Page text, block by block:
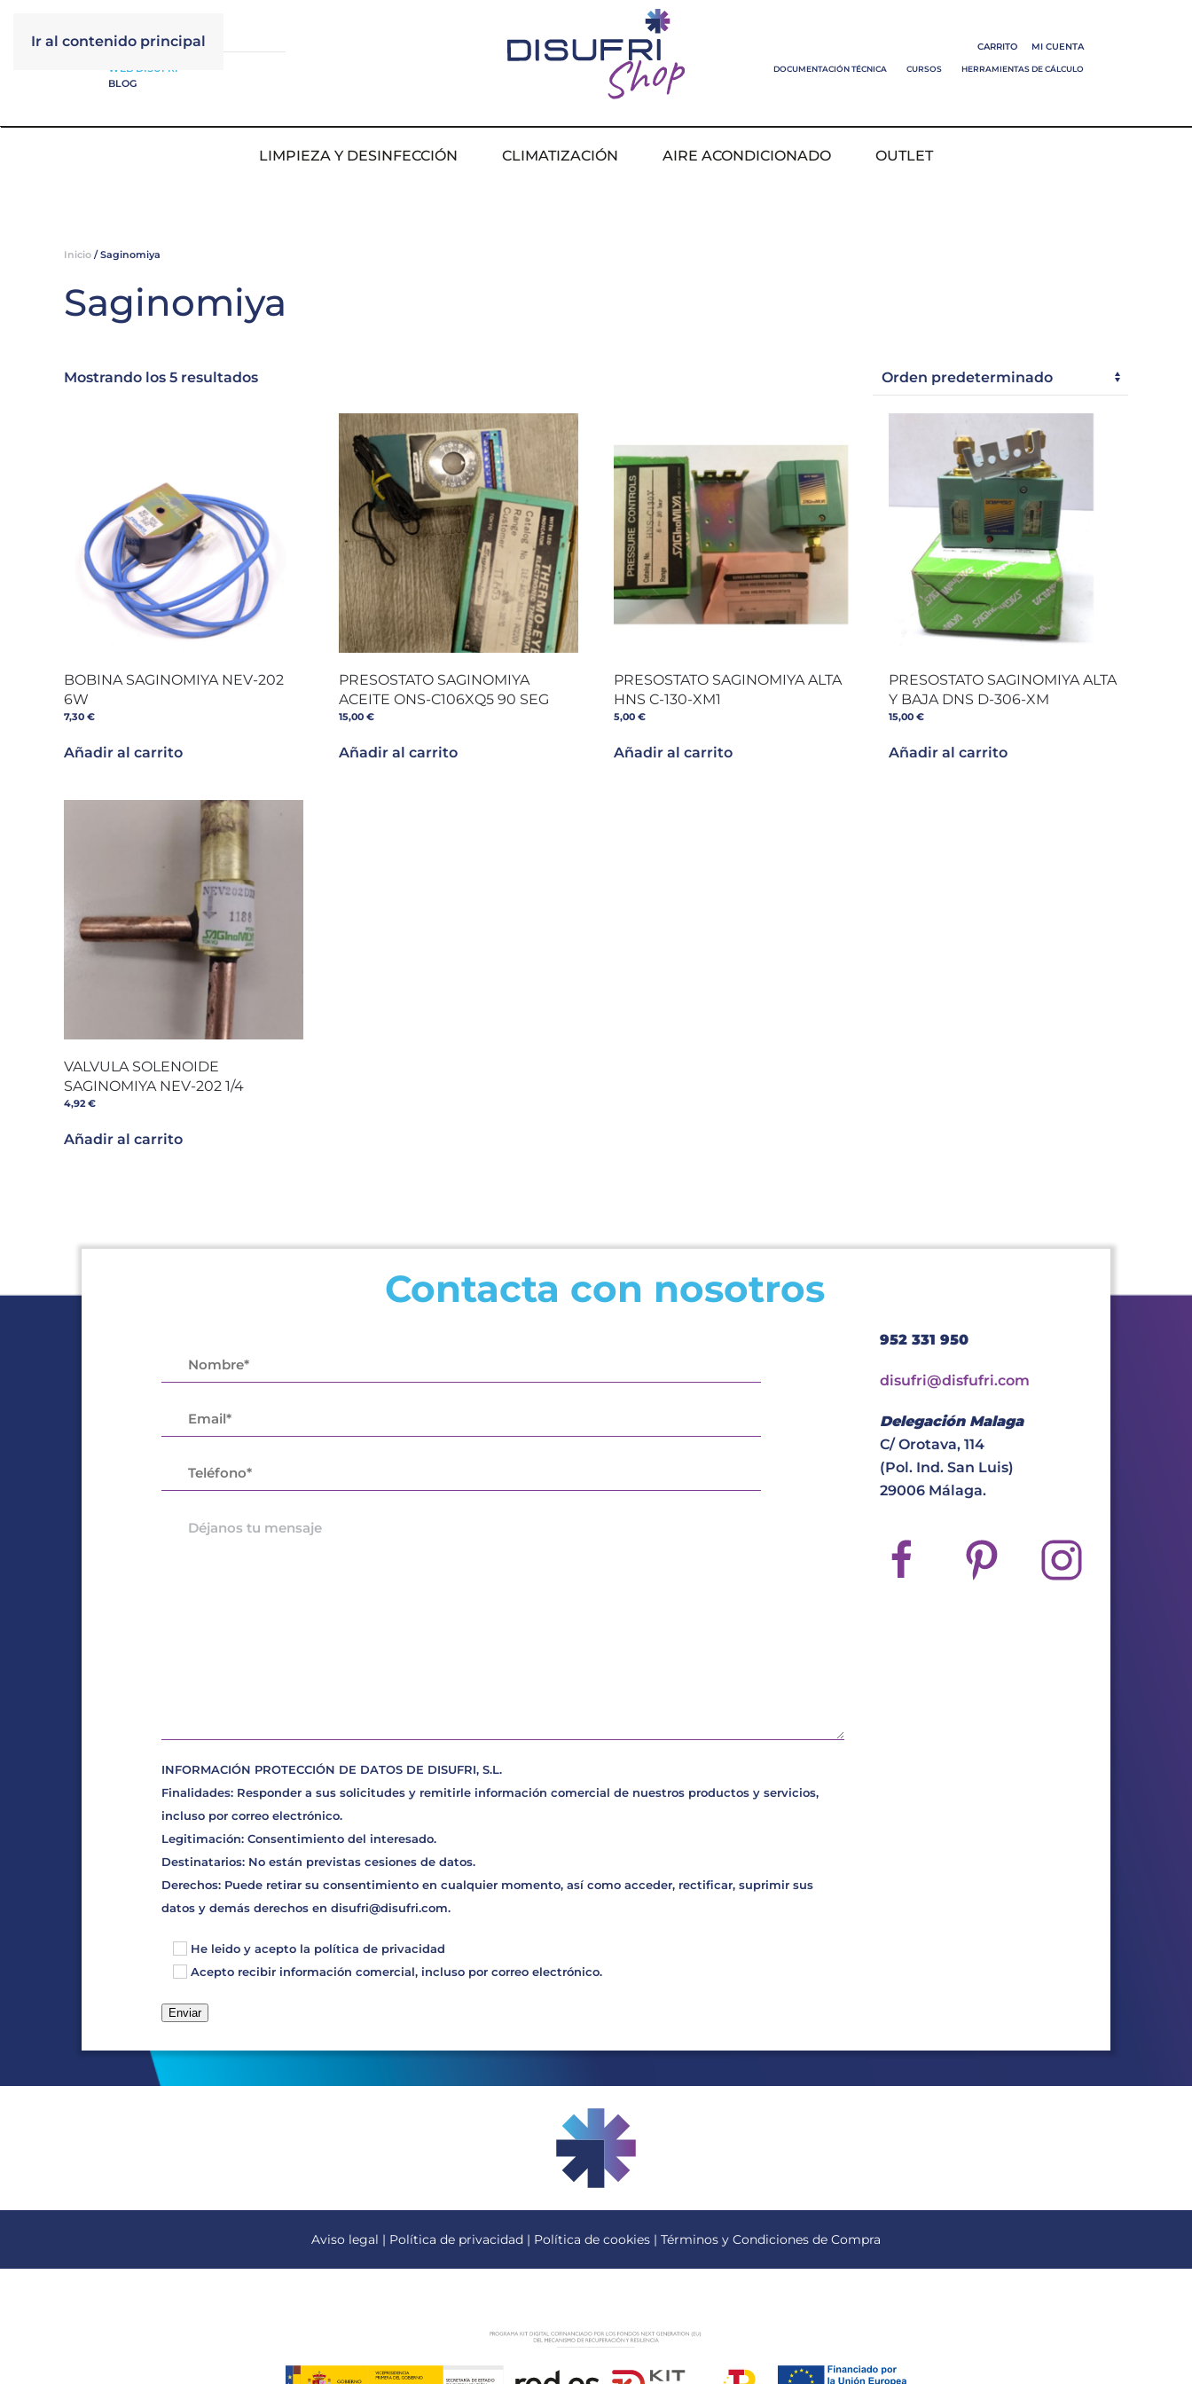
Ir al contenido principal
WEB DISUFRI
BLOG
CARRITO MI CUENTA
DOCUMENTACIÓN TÉCNICA CURSOS HERRAMIENTAS DE CÁLCULO
LIMPIEZA Y DESINFECCIÓN CLIMATIZACIÓN AIRE ACONDICIONADO OUTLET
Inicio / Saginomiya
Saginomiya
Mostrando los 5 resultados
BOBINA SAGINOMIYA NEV-202
6W
7,30 €
Añadir al carrito
PRESOSTATO SAGINOMIYA
ACEITE ONS-C106XQ5 90 SEG
15,00 €
Añadir al carrito
PRESOSTATO SAGINOMIYA ALTA
HNS C-130-XM1
5,00 €
Añadir al carrito
PRESOSTATO SAGINOMIYA ALTA
Y BAJA DNS D-306-XM
15,00 €
Añadir al carrito
VALVULA SOLENOIDE
SAGINOMIYA NEV-202 1/4
4,92€
Añadir al carrito
Contacta con nosotros
INFORMACIÓN PROTECCIÓN DE DATOS DE DISUFRI, S.L.
Finalidades: Responder a sus solicitudes y remitirle información comercial de nuestros productos y servicios,
incluso por correo electrónico.
Legitimación: Consentimiento del interesado.
Destinatarios: No están previstas cesiones de datos.
Derechos: Puede retirar su consentimiento en cualquier momento, así como acceder, rectificar, suprimir sus
datos y demás derechos en disufri@disufri.com.
He leido y acepto la política de privacidad
Acepto recibir información comercial, incluso por correo electrónico.
952 331 950
disufri@disfufri.com
Delegación Malaga
C/ Orotava, 114
(Pol. Ind. San Luis)
29006 Málaga.
Aviso legal | Política de privacidad | Política de cookies | Términos y Condiciones de Compra